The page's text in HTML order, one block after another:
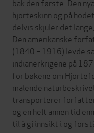
bak den første. Den
hjorteskinn og på
delvis skjuler det
Den amerikanske
(1840 – 1916) levde
indianerkrigene på
for bøkene om
malende
transporterer
og en helt annen tid
til å gi innsikt i og